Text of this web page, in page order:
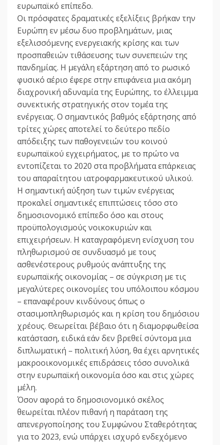
ευρωπαϊκό επίπεδο.
Οι πρόσφατες δραματικές εξελίξεις βρήκαν την
Ευρώπη εν μέσω δυο προβλημάτων, μιας
εξελισσόμενης ενεργειακής κρίσης και των
προσπαθειών τιθάσευσης των συνεπειών της
πανδημίας. Η μεγάλη εξάρτηση από το ρωσικό
φυσικό αέριο έφερε στην επιφάνεια μια ακόμη
διαχρονική αδυναμία της Ευρώπης, το έλλειμμα
συνεκτικής στρατηγικής στον τομέα της
ενέργειας. Ο σημαντικός βαθμός εξάρτησης από
τρίτες χώρες αποτελεί το δεύτερο πεδίο
απόδειξης των παθογενειών του κοινού
ευρωπαϊκού εγχειρήματος, με το πρώτο να
εντοπίζεται το 2020 στα προβλήματα επάρκειας
του απαραίτητου ιατροφαρμακευτικού υλικού.
Η σημαντική αύξηση των τιμών ενέργειας
προκαλεί σημαντικές επιπτώσεις τόσο στο
δημοσιονομικό επίπεδο όσο και στους
προϋπολογισμούς νοικοκυριών και
επιχειρήσεων. Η καταγραφόμενη ενίσχυση του
πληθωρισμού σε συνδυασμό με τους
ασθενέστερους ρυθμούς ανάπτυξης της
ευρωπαϊκής οικονομίας – σε σύγκριση με τις
μεγαλύτερες οικονομίες του υπόλοιπου κόσμου
– επαναφέρουν κινδύνους όπως ο
στασιμοπληθωρισμός και η κρίση του δημόσιου
χρέους. Θεωρείται βέβαιο ότι η διαμορφωθείσα
κατάσταση, ειδικά εάν δεν βρεθεί σύντομα μια
διπλωματική – πολιτική λύση, θα έχει αρνητικές
μακροοικονομικές επιδράσεις τόσο συνολικά
στην ευρωπαϊκή οικονομία όσο και στις χώρες
μέλη.
Όσον αφορά το δημοσιονομικό σκέλος
θεωρείται πλέον πιθανή η παράταση της
απενεργοποίησης του Συμφώνου Σταθερότητας
για το 2023, ενώ υπάρχει ισχυρό ενδεχόμενο